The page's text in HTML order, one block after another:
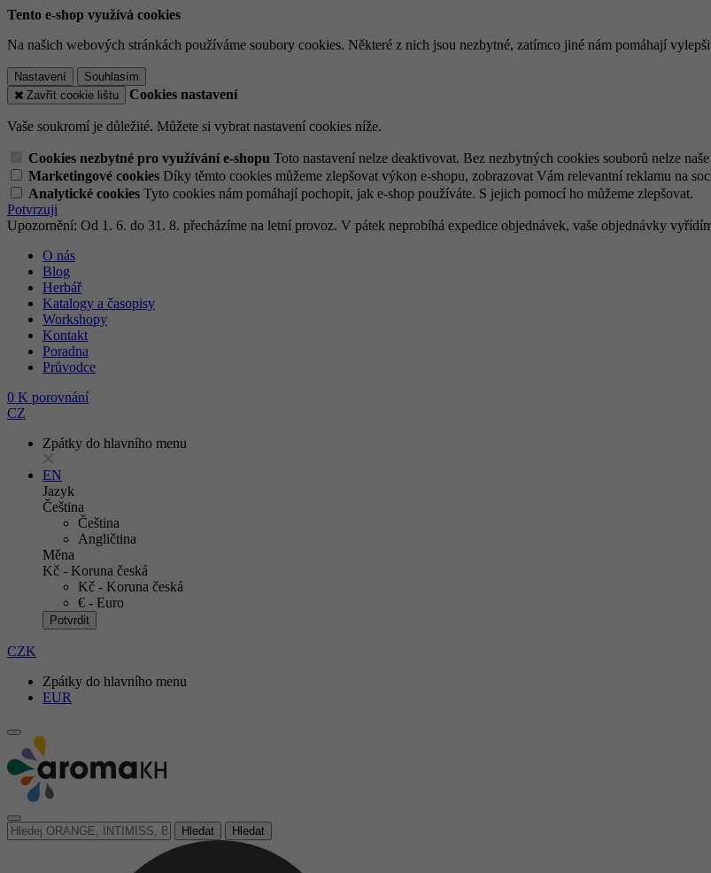
Tento e-shop využívá cookies
Na našich webových stránkách používáme soubory cookies. Některé z nich jsou nezbytné, zatímco jiné nám pomáhají
Nastavení
Souhlasím
Zavřít cookie lištu
Cookies nastavení
Vaše soukromí je důležité. Můžete si vybrat nastavení cookies níže.
Cookies nezbytné pro využívání e-shopu Toto nastavení nelze deaktivovat. Bez nezbytných cookies souborů nelze
Marketingové cookies Díky těmto cookies můžeme zlepšovat výkon e-shopu, zobrazovat Vám relevantní reklamu na
Analytické cookies Tyto cookies nám pomáhají pochopit, jak e-shop používáte. S jejich pomocí ho můžeme zlepšovat.
Potvrzuji
Upozornění: Od 1. 6. do 31. 8. přecházíme na letní provoz. V pátek neprobíhá expedice objednávek, vaše objednávky
O nás
Blog
Herbář
Katalogy a časopisy
Workshopy
Kontakt
Poradna
Průvodce
0 K porovnání
CZ
Zpátky do hlavního menu
EN
Jazyk
Čeština
Čeština
Angličtina
Měna
Kč - Koruna česká
Kč - Koruna česká
€ - Euro
Potvrdit
CZK
Zpátky do hlavního menu
EUR
Hledat Hledat